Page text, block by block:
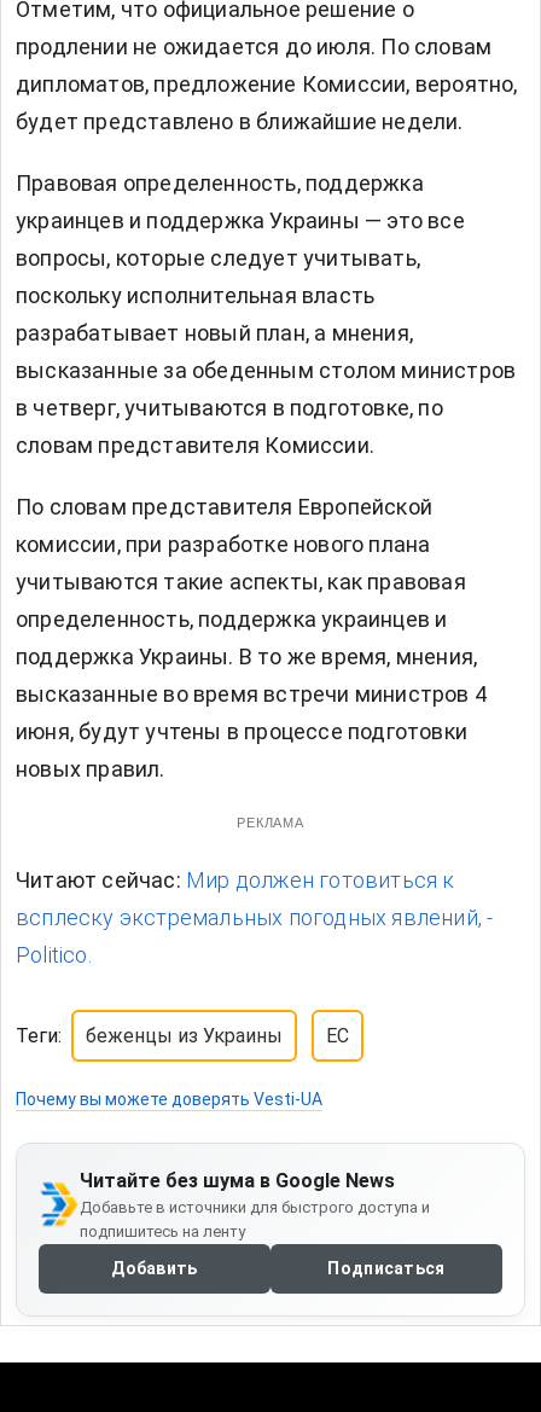
Отметим, что официальное решение о
продлении не ожидается до июля. По словам
дипломатов, предложение Комиссии, вероятно,
будет представлено в ближайшие недели.
Правовая определенность, поддержка
украинцев и поддержка Украины — это все
вопросы, которые следует учитывать,
поскольку исполнительная власть
разрабатывает новый план, а мнения,
высказанные за обеденным столом министров
в четверг, учитываются в подготовке, по
словам представителя Комиссии.
По словам представителя Европейской
комиссии, при разработке нового плана
учитываются такие аспекты, как правовая
определенность, поддержка украинцев и
поддержка Украины. В то же время, мнения,
высказанные во время встречи министров 4
июня, будут учтены в процессе подготовки
новых правил.
РЕКЛАМА
Читают сейчас: Мир должен готовиться к
всплеску экстремальных погодных явлений, -
Politico.
Теги: беженцы из Украины ЕС
Почему вы можете доверять Vesti-UA
Читайте без шума в Google News
Добавьте в источники для быстрого доступа и
подпишитесь на ленту
Добавить Подписаться